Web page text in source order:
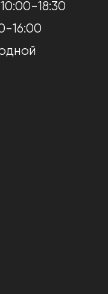
10:00-18:30
16:00